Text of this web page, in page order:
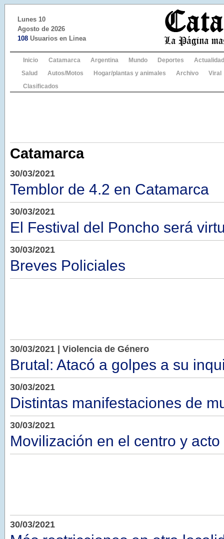
Lunes 10
Agosto de 2026
108 Usuarios en Linea
Inicio Catamarca Argentina Mundo Deportes
Actualidad
Salud
Autos/Motos Hogar/plantas y animales Archivo
Viral
Clasificados
Catamarca
30/03/2021
Temblor de 4.2 en Catamarca
30/03/2021
El Festival del Poncho será
30/03/2021
Breves Policiales
30/03/2021 | Violencia de Género
Brutal: Atacó a golpes a su
30/03/2021
Distintas manifestaciones de
30/03/2021
Movilización en el centro y
30/03/2021